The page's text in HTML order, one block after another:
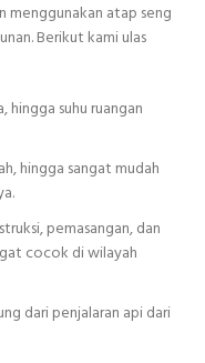
menggunakan atap seng
Berikut kami ulas
hingga suhu ruangan
hingga sangat mudah
pemasangan, dan
cocok di wilayah
dari penjalaran api dari